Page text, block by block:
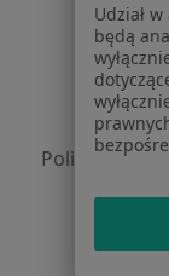
Polityka
Jak
Udział
będą